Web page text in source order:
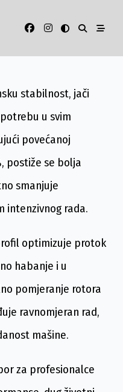
stabilnost, jači
u svim
povećanoj
postiže se bolja
smanjuje
intenzivnog rada.
optimizuje protok
habanje i u
pomjeranje rotora
ravnomjeran rad,
mašine.
za profesionalce